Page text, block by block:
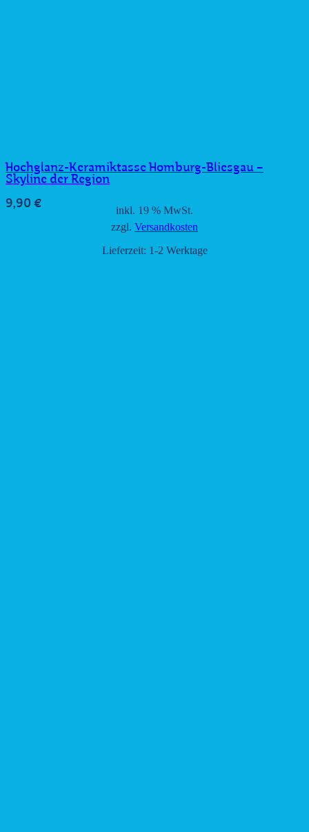
Hochglanz-Keramiktasse Homburg-Bliesgau –
Skyline der Region
9,90 €
inkl. 19 % MwSt.
zzgl. Versandkosten
Lieferzeit: 1-2 Werktage